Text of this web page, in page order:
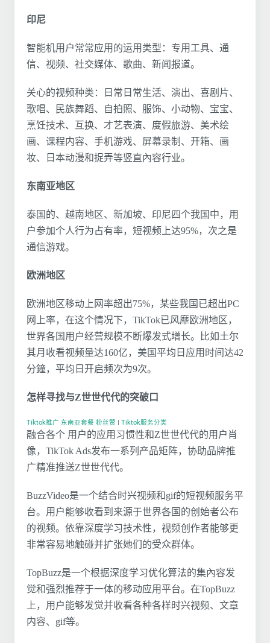
印尼
智能机用户常常应用的运用类型：专用工具、通
信、视频、社交媒体、歌曲、新闻报道。
关心的视频种类：日常日常生活、演出、喜剧片、
歌唱、民族舞蹈、自拍照、服饰、小动物、宝宝、
烹饪技术、互换、才艺表演、度假旅游、美术绘
画、课程内容、手机游戏、屏幕录制、开箱、画
妆、日本动漫和捉弄等竖直內容行业。
东南亚地区
泰国的、越南地区、新加坡、印尼四个我国中，用
户参加个人行为占有率，短视频上达95%，次之是
通信游戏。
欧洲地区
欧洲地区移动上网率超出75%，某些我国已超出PC
网上率，在这个情况下，TikTok已风靡欧洲地区，
世界各国用户经营规模不断爆发式增长。比如土尔
其月收看视频量达160亿，美国平均日应用时间达42
分鐘，平均日开启频次为9次。
怎样寻找与Z世世代代的突破口
Tiktok推广 东南亚套餐 粉丝赞 | Tiktok服务分类
融合各个 用户的应用习惯性和Z世世代代的用户肖
像，TikTok Ads发布一系列产品矩阵，协助品牌推
广精准推送Z世世代代。
BuzzVideo是一个结合时兴视频和gif的短视频服务平
台。用户能够收看到来源于世界各国的创始者公布
的视频。依靠深度学习技术性，视频创作者能够更
非常容易地触碰并扩张她们的受众群体。
TopBuzz是一个根据深度学习优化算法的集內容发
觉和强烈推荐于一体的移动应用平台。在TopBuzz
上，用户能够发觉并收看各种各样时兴视频、文章
内容、gif等。